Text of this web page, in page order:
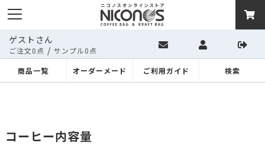
ゲストさん
ご注文0点 / サンプル0点
商品一覧
オーダーメード ご利用ガイド 検索
コーヒー内容量